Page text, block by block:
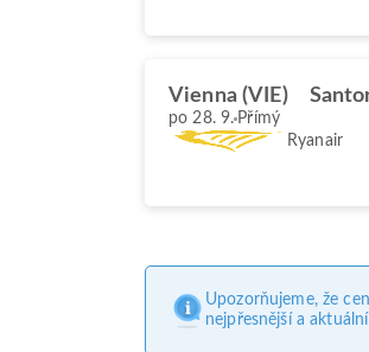
Vienna (VIE)
po 28. 9. Přímý
Ryanair
Upozorňujeme, že
nejpřesnější a